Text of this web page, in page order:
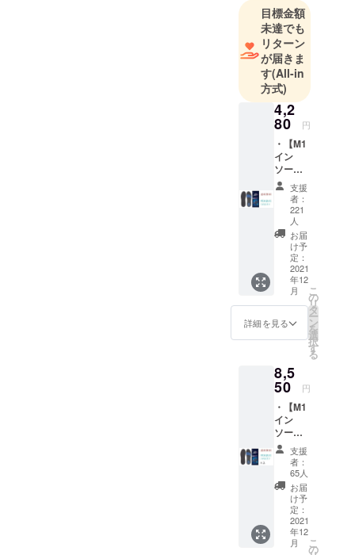
も行ってい
る会社で
す。イン
ソールのプ
ロ集団（15
年の経験）
と共同で製
品化した
MAGIC 1、
いくつかの
バッグのメ
リットを組
み合わせて
製品化した
バッグは、
少し先を行
く新しい商
品でありな
がら、しっ
実用的な商
品として完
成させるこ
とができま
した。精一
杯当プロ
ジェクトに
取り組んで
参りますの
で、少しで
目標金額
未達でも
リターン
が届きま
す(All-in
方式)
4,2
80 円
・【M1
イン
ソール
2021】
1足セッ
ト（全5
サイズ
から選
択） XS
サイズ
(21cm
22.5cm
) Sサイ
ズ
) Mサイ
ズ
(24.5c
m-
26.5cm
) Lサイ
ズ
(26.5c
28.5cm
) XLサ
イズ
(29cm-
31cm)
一般販
支援
者：
221
人
お届
け予
定：
2021
年12
月
詳細を見る
こ
の
リ
タ
ー
ン
を
選
択
す
る
8,5
50 円
・【M1
イン
ソール
2021】
2足セッ
ト（XL
サイズ
以外の4
サイズ
から自
由に2足
分選
支援
者：
65人
お届
け予
定：
2021
年12
月
こ
の